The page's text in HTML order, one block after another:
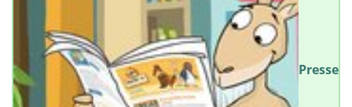
Presse